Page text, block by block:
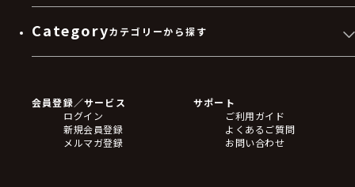
Categoryカテゴリーから探す
フィギュア
アクリルスタンド
バッジ
キーホルダー・ストラップ
会員登録／サービス
ログイン
新規会員登録
メルマガ登録
サポート
ご利用ガイド
よくあるご質問
お問い合わせ